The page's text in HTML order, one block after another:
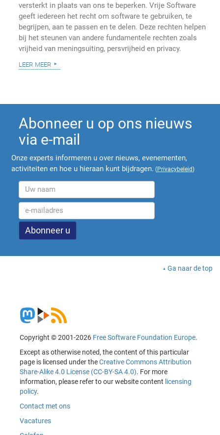
versterkt in plaats van ons te beperken. Vrije Software
geeft iedereen het recht om software te gebruiken, te
begrijpen, aan te passen en te delen. Deze rechten helpen
bij het steunen van andere fundamentele rechten zoals
vrijheid van meningsuiting, persvrijheid en privacy.
leer meer
Abonneer u op ons nieuws
via e-mail
Onze experts informeren u over nieuws, evenementen,
activiteiten en hoe u hieraan kunt bijdragen. (Privacybeleid)
Ga naar de top
Copyright © 2001-2026 Free Software Foundation Europe.
Except as otherwise noted, the content of this particular
page is licensed under theCreative Commons Attribution
Share-Alike 4.0 License (CC-BY-SA 4.0). For more
information, please refer to our website content licensing
policy.
Contact met ons
Vacatures